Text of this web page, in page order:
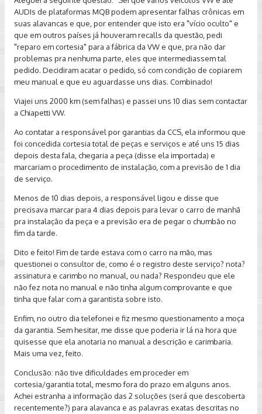
AUDIs de plataformas MQB podem apresentar falhas crônicas em
suas alavancas e que, por entender que isto era "vício oculto" e
que em outros países já houveram recalls da questão, pedi
"reparo em cortesia" para a fábrica da VW e que, pra não dar
problemas pra nenhuma parte, eles que intermediassem tal
pedido. Decidiram acatar o pedido, só com condição de copiarem
meu manual e que eu aguardasse uns dias. Combinado!
Viajei uns 2000 km (sem falhas) e passei uns 10 dias sem contactar
a Chiapetti VW.
Ao contatar a responsável por garantias da CCS, ela informou que
foi concedida cortesia total de peças e serviços e até uns 15 dias
depois desta fala, chegaria a peça (disse ela importada) e
marcariam o procedimento de instalação, com a previsão de 1 dia
de serviço.
Menos de 10 dias depois, a responsável ligou e disse que
precisava marcar para 4 dias depois para levar o carro de manhã
pra instalação da peça e a previsão era de pegar o chumbão no
fim da tarde.
Dito e feito! Fim de tarde estava com o carro na mão, mas
questionei o consultor de, como é o registro deste serviço? nota?
assinatura e carimbo no manual, ou nada? Respondeu que ele
não fez nota no manual e não tinha algum comprovante e que
tinha que falar com a garantista sobre isto.
Enfim, no outro dia telefonei e fiz mesmo questionamento a moça
da garantia. Sem hesitar, me disse que poderia ir lá na hora que
quisesse que ela anotaria no manual a descrição e carimbaria.
Mais uma vez, feito.
Conclusão: não tive dificuldades em proceder em
cortesia/garantia total, mesmo fora do prazo em alguns anos.
Achei estranha a informação das 2 soluções (será que descoberta
recentemente?) para alavanca e as palavras exatas descritas no